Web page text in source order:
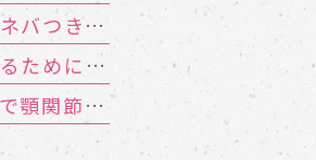
気になるお口のネバつき、放置しても大丈夫？
子どもの歯を守るために 知っておきたい「むし歯の4要素」
長時間のスマホで顎関節症に!? お口のトラブルを招く「TCH（歯列接触癖）」とは